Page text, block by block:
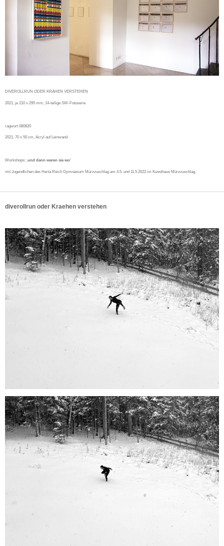
DIVEROLLRUN ODER KRÄHEN VERSTEHEN
2021, je 210 x 295 mm, 14-teilige SW-Fotoserie
ragwort 080820
2021, 70 x 50 cm, Acryl auf Leinwand
Workshops: ‚und dann waren sie wo‘
mit Jugendlichen des Herta Reich Gymnasium Mürzzuschlag am 4.5. und 11.5.2022 im Kunsthaus Mürzzuschlag.
diverollrun oder Kraehen verstehen